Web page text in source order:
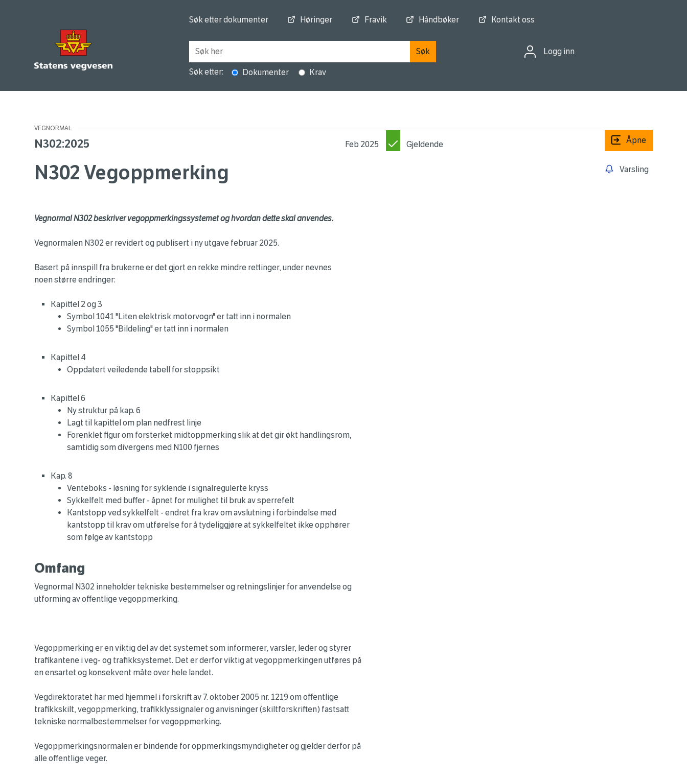
Søk etter dokumenter Høringer Fravik Håndbøker Kontakt oss
Søk
Søk etter: Dokumenter Krav
Logg inn
VEGNORMAL
N302:2025
N302 Vegoppmerking
Feb 2025 Gjeldende Åpne
Varsling
Vegnormal N302 beskriver vegoppmerkingssystemet og hvordan dette skal anvendes.
Vegnormalen N302 er revidert og publisert i ny utgave februar 2025.
Basert på innspill fra brukerne er det gjort en rekke mindre rettinger, under nevnes
noen større endringer:
Kapittel 2 og 3
Symbol 1041 "Liten elektrisk motorvogn" er tatt inn i normalen
Symbol 1055 "Bildeling" er tatt inn i normalen
Kapittel 4
Oppdatert veiledende tabell for stoppsikt
Kapittel 6
Ny struktur på kap. 6
Lagt til kapittel om plan nedfrest linje
Forenklet figur om forsterket midtoppmerking slik at det gir økt handlingsrom,
samtidig som divergens med N100 fjernes
Kap. 8
Venteboks - løsning for syklende i signalregulerte kryss
Sykkelfelt med buffer - åpnet for mulighet til bruk av sperrefelt
Kantstopp ved sykkelfelt - endret fra krav om avslutning i forbindelse med
kantstopp til krav om utførelse for å tydeliggjøre at sykkelfeltet ikke opphører
som følge av kantstopp
Omfang
Vegnormal N302 inneholder tekniske bestemmelser og retningslinjer for anvendelse og
utforming av offentlige vegoppmerking.
Vegoppmerking er en viktig del av det systemet som informerer, varsler, leder og styrer
trafikantene i veg- og trafikksystemet. Det er derfor viktig at vegoppmerkingen utføres på
en ensartet og konsekvent måte over hele landet.
Vegdirektoratet har med hjemmel i forskrift av 7. oktober 2005 nr. 1219 om offentlige
trafikkskilt, vegoppmerking, trafikklyssignaler og anvisninger (skiltforskriften) fastsatt
tekniske normalbestemmelser for vegoppmerking.
Vegoppmerkingsnormalen er bindende for oppmerkingsmyndigheter og gjelder derfor på
alle offentlige veger.